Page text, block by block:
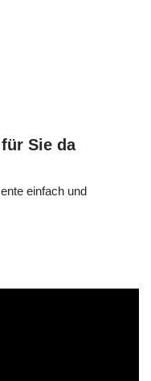
Sie da
einfach und